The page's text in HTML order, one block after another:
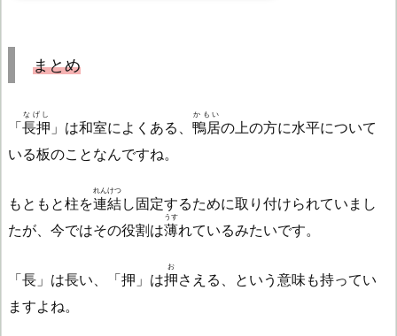
まとめ
「長押
なげし
」は和室によくある、 鴨居
かもい
の上の方に水平について
いる板のことなんですね。
もともと柱を連結
れんけつ
し固定するために取り付けられていまし
たが、今ではその役割は薄
うす
れているみたいです。
「長」は長い、「押」は押
お
さえる、という意味も持ってい
ますよね。